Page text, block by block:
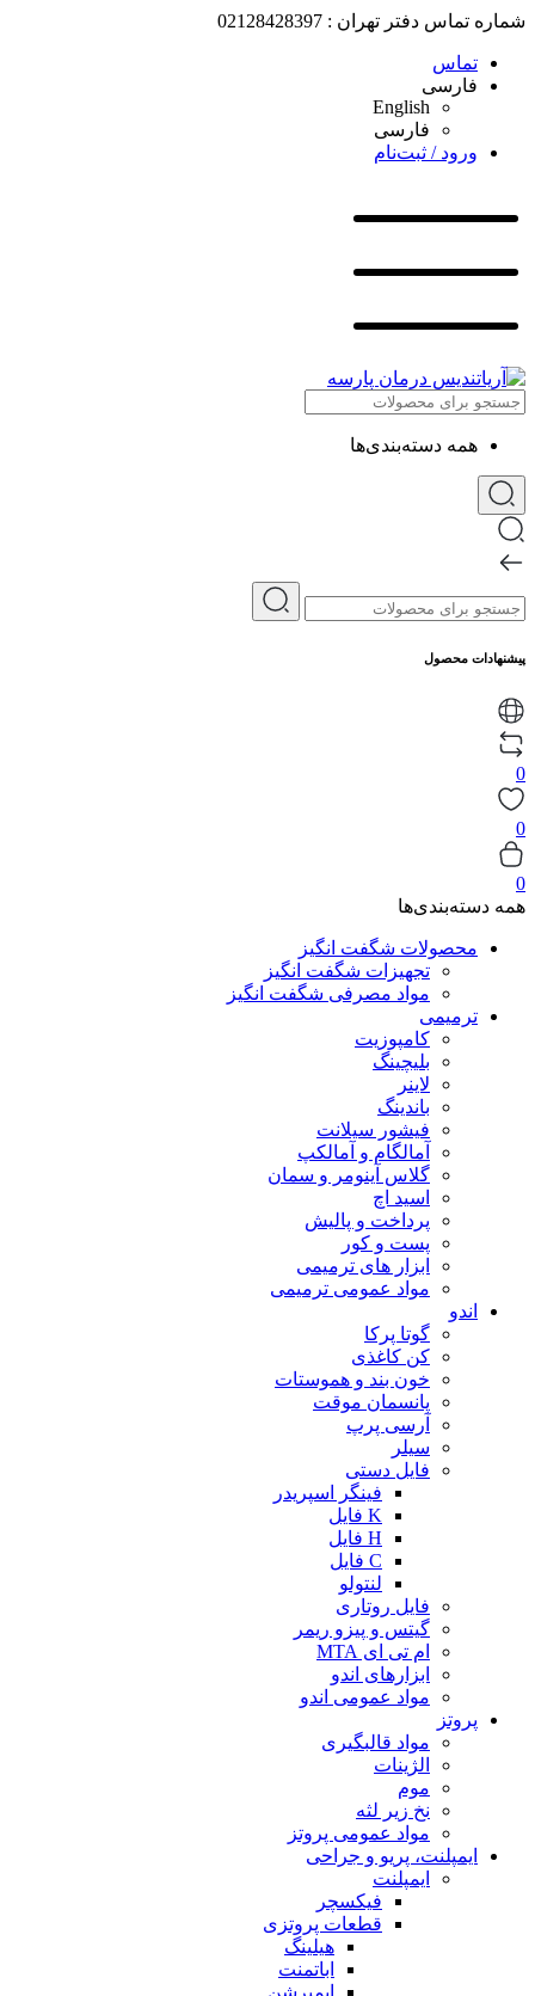
شماره تماس دفتر تهران : 02128428397
تماس
فارسی
English
فارسی
ورود / ثبت‌نام
همه دسته‌بندی‌ها
پیشنهادات محصول
0
0
0
همه دسته‌بندی‌ها
محصولات شگفت انگیز
تجهیزات شگفت انگیز
مواد مصرفی شگفت انگیز
ترمیمی
کامپوزیت
بلیچینگ
لاینر
باندینگ
فیشور سیلانت
آمالگام و آمالکپ
گلاس آینومر و سمان
اسید اچ
پرداخت و پالیش
پست و کور
ابزار های ترمیمی
مواد عمومی ترمیمی
اندو
گوتا پرکا
کن کاغذی
خون بند و هموستات
پانسمان موقت
آرسی پرپ
سیلر
فایل دستی
فینگر اسپریدر
K فایل
H فایل
C فایل
لنتولو
فایل روتاری
گیتس و پیزو ریمر
ام تی ای MTA
ابزارهای اندو
مواد عمومی اندو
پروتز
مواد قالبگیری
الژینات
موم
نخ زیر لثه
مواد عمومی پروتز
ایمپلنت، پریو و جراحی
ایمپلنت
فیکسچر
قطعات پروتزی
هیلینگ
اباتمنت
ایمپرشن